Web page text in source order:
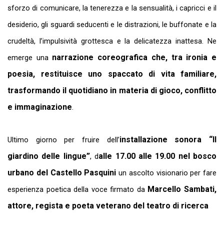
sforzo di comunicare, la tenerezza e la sensualità, i capricci e il
desiderio, gli sguardi seducenti e le distrazioni, le buffonate e la
crudeltà, l’impulsività grottesca e la delicatezza inattesa. Ne
emerge una narrazione coreografica che, tra ironia e
poesia, restituisce uno spaccato di vita familiare,
trasformando il quotidiano in materia di gioco, conflitto
e immaginazione.
Ultimo giorno per fruire dell’installazione sonora
“Il
giardino delle lingue”, dalle 17.00 alle 19.00 nel bosco
urbano del Castello Pasquini un ascolto visionario per fare
esperienza poetica della voce firmato da Marcello Sambati,
attore, regista e poeta veterano del teatro di ricerca